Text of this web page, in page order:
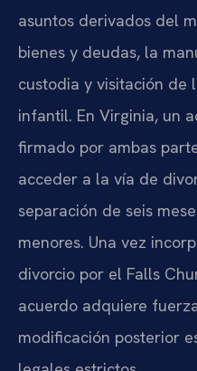
asuntos derivados del
bienes y deudas, la
custodia y visitación de
infantil. En Virginia, un
firmado por ambas
acceder a la vía de
separación de seis
menores. Una vez
divorcio por el Falls
acuerdo adquiere
modificación posterior